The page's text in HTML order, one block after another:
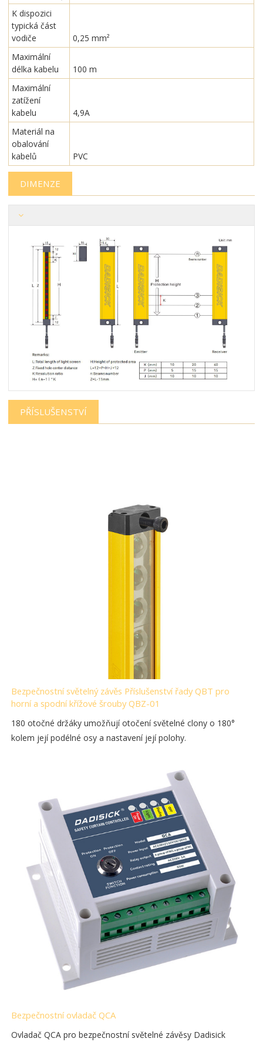
K dispozici
typická část
vodiče
0,25 mm²
Maximální
délka kabelu
100 m
Maximální
zatížení
kabelu
4,9A
Materiál na
obalování
kabelů
PVC
DIMENZE
PŘÍSLUŠENSTVÍ
Bezpečnostní světelný závěs Příslušenství řady QBT pro
horní a spodní křížové šrouby QBZ-01
180 otočné držáky umožňují otočení světelné clony o 180°
kolem její podélné osy a nastavení její polohy.
Bezpečnostní ovladač QCA
Ovladač QCA pro bezpečnostní světelné závěsy Dadisick